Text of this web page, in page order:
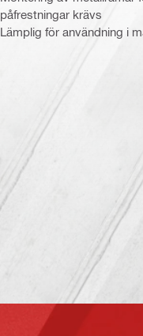
påfrestningar krävs
Lämplig för användning i